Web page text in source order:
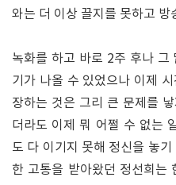
와는 더 이상 끌지를 못하고 방
녹화를 하고 바로 2주 후나 그
기가 나올 수 있었으나 이제
장하는 것은 그리 큰 문제를
더라도 이제 뭐 어쩔 수 없는
도 다 이기지 못해 정신을 놓
한 고통을 받아왔던 정선희는